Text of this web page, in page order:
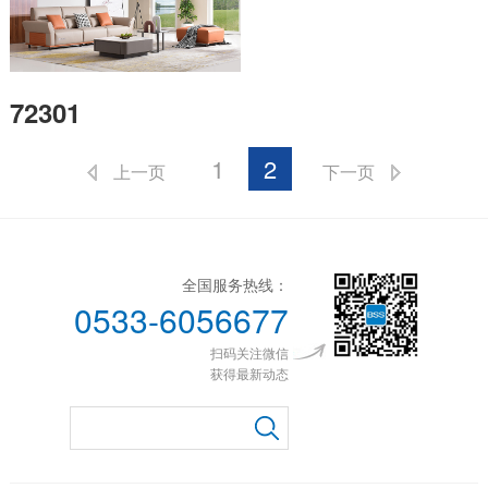
72301
上一页 1 2 下一页
全国服务热线：
0533-6056677
扫码关注微信
获得最新动态